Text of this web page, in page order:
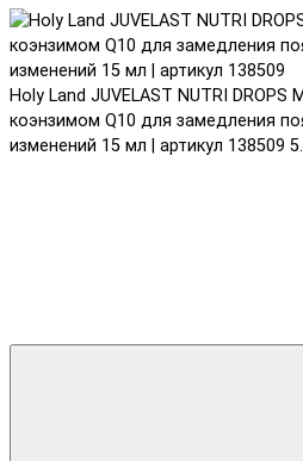
Holy Land JUVELAST NUTRI
коэнзимом Q10 для замедления
изменений 15 мл | артикул 138509